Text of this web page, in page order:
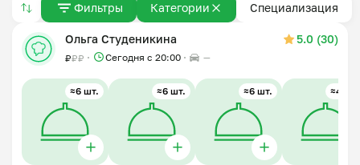
Фильтры Категории Специализация
Ольга Студеникина 5.0 (30)
₽₽₽ Сегодня с 20:00 —
≈6 шт. ≈6 шт. ≈6 шт. ≈4 шт.